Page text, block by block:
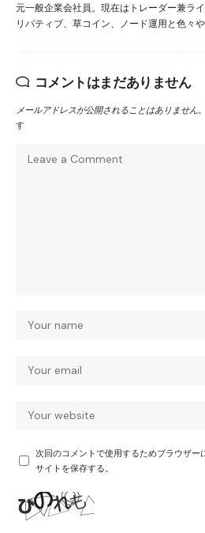
元一般企業会社員。現在はトレーダー兼ラ
リバティブ、草コイン、ノード運用と色々や
コメントはまだありません
メールアドレスが公開されることはありません。
す
次回のコメントで使用するためブラウザー
サイトを保存する。